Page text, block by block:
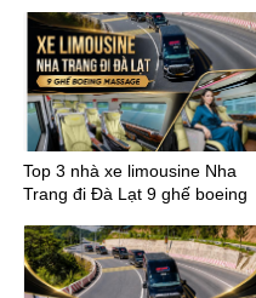
Top 3 nhà xe limousine Nha
Trang đi Đà Lạt 9 ghế boeing